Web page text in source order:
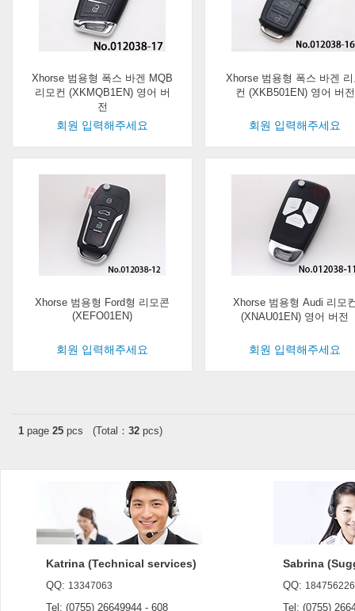
Xhorse 범용형 폭스 바겐 MQB
리모컨 (XKMQB1EN) 영어 버
전
회원 입력해주세요
Xhorse 범용형 폭스 바겐
컨 (XKB501EN) 영어 버전
회원 입력해주세요
Xhorse 범용형 Ford형 리모콘
(XEFO01EN)
회원 입력해주세요
Xhorse 범용형 Audi 리모
(XNAU01EN) 영어 버전
회원 입력해주세요
1 page 25 pcs (Total： 32 pcs)
Katrina (Technical services)
QQ: 13347063
Tel: (0755) 26649944 - 608
Sabrina
QQ: 184756226
Tel: (0755)